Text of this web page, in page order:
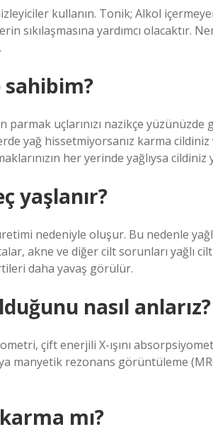
kullanın. Tonik; Alkol
sıkılaşmasına yardımcı olacaktır.
uçlarınızı nazikçe yüzünüzde
yağ hissetmiyorsanız karma
her yerinde yağlıysa cildiniz
yaşlanır?
nedeniyle oluşur. Bu nedenle
akne ve diğer cilt sorunları yağlı
daha yavaş görülür.
nasıl anlarız?
çift enerjili X-ışını
manyetik rezonans görüntüleme
mı?